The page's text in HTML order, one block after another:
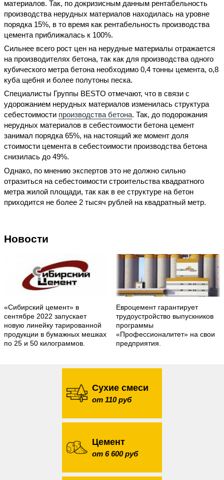
материалов. Так, по докризисным данным рентабельность
производства нерудных материалов находилась на уровне
порядка 15%, в то время как рентабельность производства
цемента приближалась к 100%.
Сильнее всего рост цен на нерудные материалы отражается
на производителях бетона, так как для производства одного
кубического метра бетона необходимо 0,4 тонны цемента, о,8
куба щебня и более полутоны песка.
Специалисты Группы BESTO отмечают, что в связи с
удорожанием нерудных материалов изменилась структура
себестоимости производства бетона. Так, до подорожания
нерудных материалов в себестоимости бетона цемент
занимал порядка 65%, на настоящий же момент доля
стоимости цемента в себестоимости производства бетона
снизилась до 49%.
Однако, по мнению экспертов это не должно сильно
отразиться на себестоимости строительства квадратного
метра жилой площади, так как в ее структуре на бетон
приходится не более 2 тысяч рублей на квадратный метр.
Новости
«Сибирский цемент» в
сентябре 2022 запускает
новую линейку тарированной
продукции в бумажных мешках
по 25 и 50 килограммов.
Евроцемент гарантирует
трудоустройство выпускников
программы
«Профессионалитет» на свои
предприятия.
Сухие смеси
от 110 руб
Цемент
от 6 600 руб